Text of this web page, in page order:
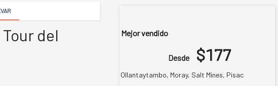
del
Mejor vendido
Desde $177
Ollantaytambo, Moray, Salt Mines, Pisac